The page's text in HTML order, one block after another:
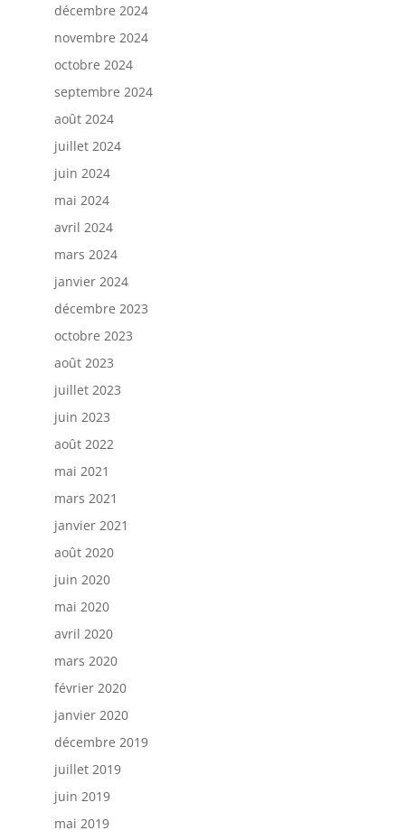
décembre 2024
novembre 2024
octobre 2024
septembre 2024
août 2024
juillet 2024
juin 2024
mai 2024
avril 2024
mars 2024
janvier 2024
décembre 2023
octobre 2023
août 2023
juillet 2023
juin 2023
août 2022
mai 2021
mars 2021
janvier 2021
août 2020
juin 2020
mai 2020
avril 2020
mars 2020
février 2020
janvier 2020
décembre 2019
juillet 2019
juin 2019
mai 2019